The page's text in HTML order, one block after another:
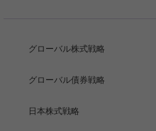
グローバル株式戦略
グローバル債券戦略
日本株式戦略